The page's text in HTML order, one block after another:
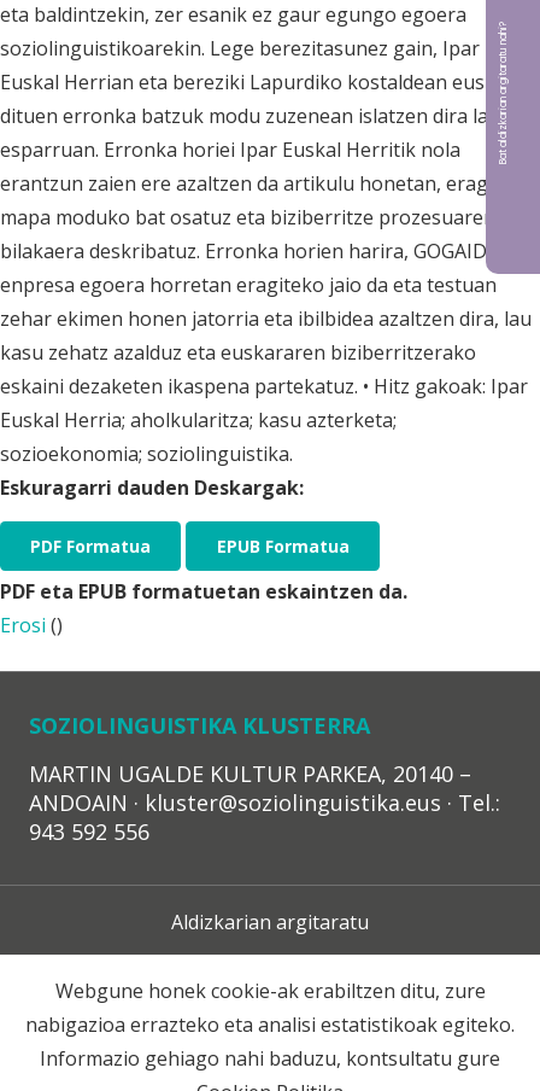
eta baldintzekin, zer esanik ez gaur egungo egoera
soziolinguistikoarekin. Lege berezitasunez gain, Ipar
Euskal Herrian eta bereziki Lapurdiko kostaldean euskarak
dituen erronka batzuk modu zuzenean islatzen dira lan
esparruan. Erronka horiei Ipar Euskal Herritik nola
erantzun zaien ere azaltzen da artikulu honetan, eragileen
mapa moduko bat osatuz eta biziberritze prozesuaren
bilakaera deskribatuz. Erronka horien harira, GOGAIDE
enpresa egoera horretan eragiteko jaio da eta testuan
zehar ekimen honen jatorria eta ibilbidea azaltzen dira, lau
kasu zehatz azalduz eta euskararen biziberritzerako
eskaini dezaketen ikaspena partekatuz. • Hitz gakoak: Ipar
Euskal Herria; aholkularitza; kasu azterketa;
sozioekonomia; soziolinguistika.
Eskuragarri dauden Deskargak:
PDF Formatua EPUB Formatua
PDF eta EPUB formatuetan eskaintzen da.
Erosi ()
SOZIOLINGUISTIKA KLUSTERRA
MARTIN UGALDE KULTUR PARKEA, 20140 –
ANDOAIN · kluster@soziolinguistika.eus · Tel.:
943 592 556
Aldizkarian argitaratu
Lege Oharra
Harpidetza
Webgune honek cookie-ak erabiltzen ditu, zure
nabigazioa errazteko eta analisi estatistikoak egiteko.
Informazio gehiago nahi baduzu, kontsultatu gure
Bat aldizkarian argitaratu nahi?